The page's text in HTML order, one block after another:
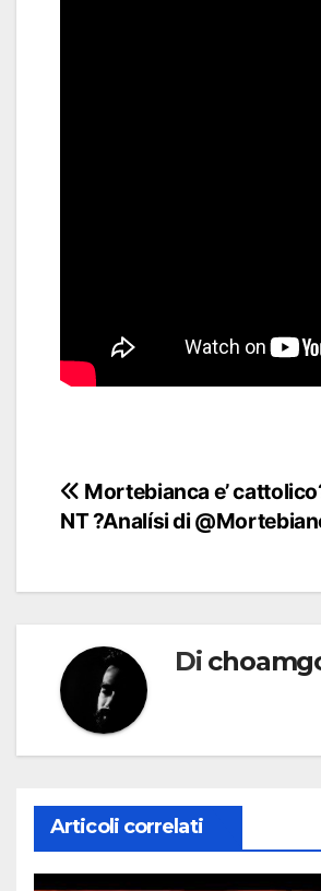
Navigazione
articoli
Mortebianca e’
NT ?Analísi di
Di
Articoli correlati